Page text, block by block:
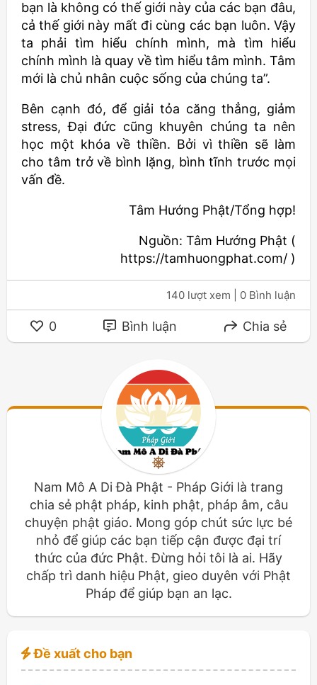
bạn là không có thế giới này của các bạn đâu,
cả thế giới này mất đi cùng các bạn luôn. Vậy
ta phải tìm hiểu chính mình, mà tìm hiểu
chính mình là quay về tìm hiểu tâm mình. Tâm
mới là chủ nhân cuộc sống của chúng ta”.
Bên cạnh đó, để giải tỏa căng thẳng, giảm
stress, Đại đức cũng khuyên chúng ta nên
học một khóa về thiền. Bởi vì thiền sẽ làm
cho tâm trở về bình lặng, bình tĩnh trước mọi
vấn đề.
Tâm Hướng Phật/Tổng hợp!
Nguồn: Tâm Hướng Phật (
https://tamhuongphat.com/ )
140 lượt xem | 0 Bình luận
0 Bình luận Chia sẻ
Nam Mô A Di Đà Phật - Pháp Giới là trang
chia sẻ phật pháp, kinh phật, pháp âm, câu
chuyện phật giáo. Mong góp chút sức lực bé
nhỏ để giúp các bạn tiếp cận được đại trí
thức của đức Phật. Đừng hỏi tôi là ai. Hãy
chấp trì danh hiệu Phật, gieo duyên với Phật
Pháp để giúp bạn an lạc.
Đề xuất cho bạn